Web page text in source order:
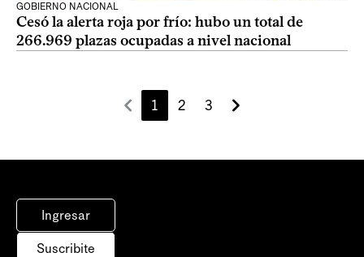
GOBIERNO NACIONAL
Cesó la alerta roja por frío: hubo un total de
266.969 plazas ocupadas a nivel nacional
1 2 3
Ingresar
Suscribite